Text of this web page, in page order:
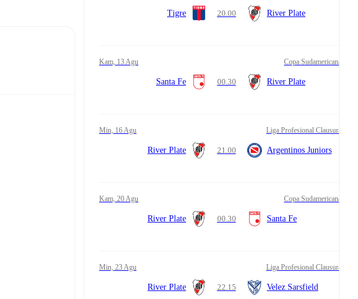
Tigre 20.00 River Plate
Kam, 13 Agu Copa Sudamericana
Santa Fe 00.30 River Plate
Min, 16 Agu Liga Profesional Clausura
River Plate 21.00 Argentinos Juniors
Kam, 20 Agu Copa Sudamericana
River Plate 00.30 Santa Fe
Min, 23 Agu Liga Profesional Clausura
River Plate 22.15 Velez Sarsfield